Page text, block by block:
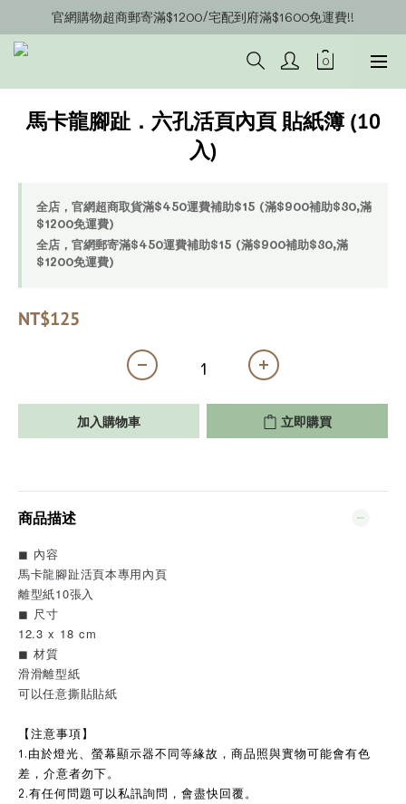
官網會員募集中~立即註冊即可獲得購物金$20!!!
官網購物超商郵寄滿$1200/宅配到府滿$1600免運費!!
官網會員募集中~立即註冊即可獲得購物金$20!!!
馬卡龍腳趾．六孔活頁內頁 貼紙簿 (10
入)
全店，官網超商取貨滿$450運費補助$15 (滿$900補助$30,滿
$1200免運費)
全店，官網郵寄滿$450運費補助$15 (滿$900補助$30,滿
$1200免運費)
NT$125
加入購物車 立即購買
商品描述
◼︎ 內容
馬卡龍腳趾活頁本專用內頁
離型紙10張入
◼︎ 尺寸
12.3 x 18 cm
◼︎ 材質
滑滑離型紙
可以任意撕貼貼紙
【注意事項】
1.由於燈光、螢幕顯示器不同等緣故，商品照與實物可能會有色
差，介意者勿下。
2.有任何問題可以私訊詢問，會盡快回覆。